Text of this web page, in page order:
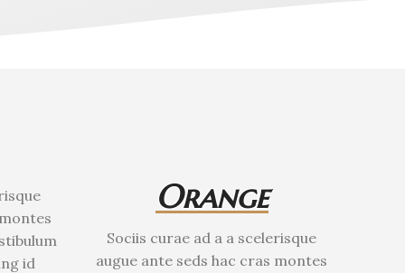
id
Orange
Sociis curae ad a a scelerisque
augue ante seds hac cras montes